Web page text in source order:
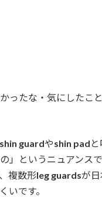
ったな・気にしたこ
shin guardやshin pad
」というニュアンスで
複数形leg guardsが
いです。